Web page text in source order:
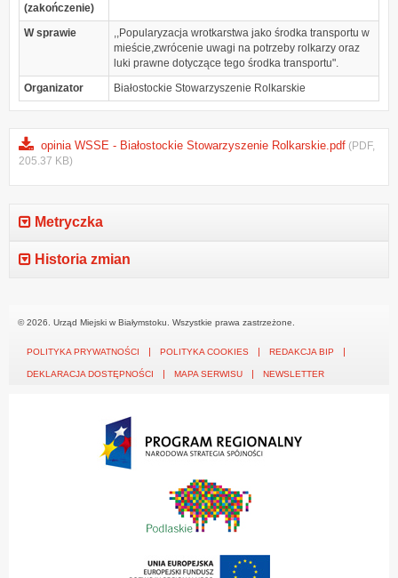
(zakończenie)
W sprawie
,,Popularyzacja wrotkarstwa jako środka transportu w
mieście,zwrócenie uwagi na potrzeby rolkarzy oraz
luki prawne dotyczące tego środka transportu".
Organizator
Białostockie Stowarzyszenie Rolkarskie
opinia WSSE - Białostockie Stowarzyszenie Rolkarskie.pdf (PDF,
205.37 KB)
Metryczka
Historia zmian
© 2026. Urząd Miejski w Białymstoku. Wszystkie prawa zastrzeżone.
POLITYKA PRYWATNOŚCI POLITYKA COOKIES REDAKCJA BIP
DEKLARACJA DOSTĘPNOŚCI MAPA SERWISU NEWSLETTER